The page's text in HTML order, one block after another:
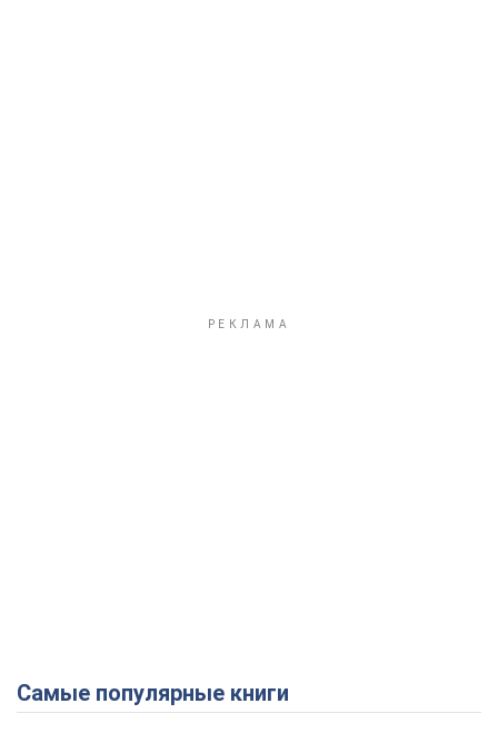
Самые популярные книги